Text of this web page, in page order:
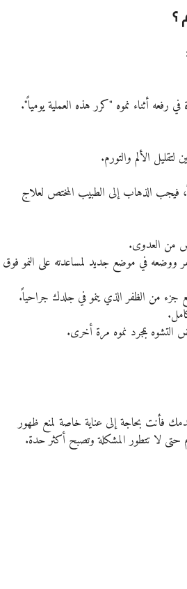
؟
أثناء نموه "كرر هذه العملية يومياً".
الألم والتورم.
الذهاب إلى الطبيب المختص لعلاج
من العدوى.
في موضع جديد لمساعدته على النمو فوق
جزء من الظفر الذي ينمو في جلدك جراحياً.
فأنت بحاجة إلى عناية خاصة لمنع ظهور
حتى لا تتطور المشكلة وتصبح أكثر حدة.